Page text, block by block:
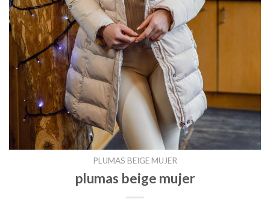
PLUMAS BEIGE MUJER
plumas beige mujer